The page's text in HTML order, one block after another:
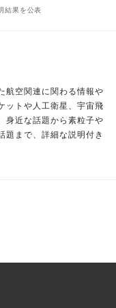
結果を公表
航空関連に関わる情報や
ットや人工衛星、宇宙飛
身近な話題から素粒子や
題まで、詳細な説明付き